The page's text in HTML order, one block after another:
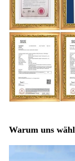
Warum uns